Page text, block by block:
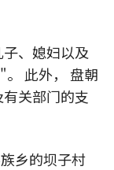
、媳妇以及
此外， 盘朝
关部门的支
乡的坝子村